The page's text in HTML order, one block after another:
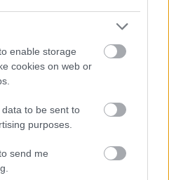
enable storage
cookies on web or
to be sent to
purposes.
send me
மிளகு சுவையை
இதைச் சேர்ப்பது
உணவை
உங்கள் சமையலில்
பல்வேறு வழிகளை
அல்லது பிற
சாண்ட்விச்கள் அல்லது
சத்தான மற்றும்